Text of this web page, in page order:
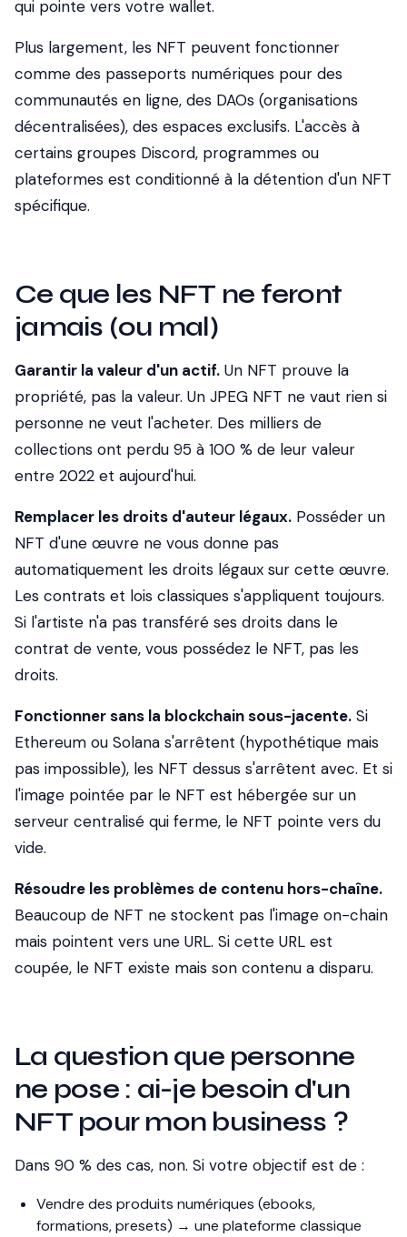
qui pointe vers votre wallet.
Plus largement, les NFT peuvent fonctionner
comme des passeports numériques pour des
communautés en ligne, des DAOs (organisations
décentralisées), des espaces exclusifs. L'accès à
certains groupes Discord, programmes ou
plateformes est conditionné à la détention d'un NFT
spécifique.
Ce que les NFT ne feront
jamais (ou mal)
Garantir la valeur d'un actif. Un NFT prouve la
propriété, pas la valeur. Un JPEG NFT ne vaut rien si
personne ne veut l'acheter. Des milliers de
collections ont perdu 95 à 100 % de leur valeur
entre 2022 et aujourd'hui.
Remplacer les droits d'auteur légaux. Posséder un
NFT d'une œuvre ne vous donne pas
automatiquement les droits légaux sur cette œuvre.
Les contrats et lois classiques s'appliquent toujours.
Si l'artiste n'a pas transféré ses droits dans le
contrat de vente, vous possédez le NFT, pas les
droits.
Fonctionner sans la blockchain sous-jacente. Si
Ethereum ou Solana s'arrêtent (hypothétique mais
pas impossible), les NFT dessus s'arrêtent avec. Et si
l'image pointée par le NFT est hébergée sur un
serveur centralisé qui ferme, le NFT pointe vers du
vide.
Résoudre les problèmes de contenu hors-chaîne.
Beaucoup de NFT ne stockent pas l'image on-chain
mais pointent vers une URL. Si cette URL est
coupée, le NFT existe mais son contenu a disparu.
La question que personne
ne pose : ai-je besoin d'un
NFT pour mon business ?
Dans 90 % des cas, non. Si votre objectif est de :
Vendre des produits numériques (ebooks,
formations, presets) → une plateforme classique